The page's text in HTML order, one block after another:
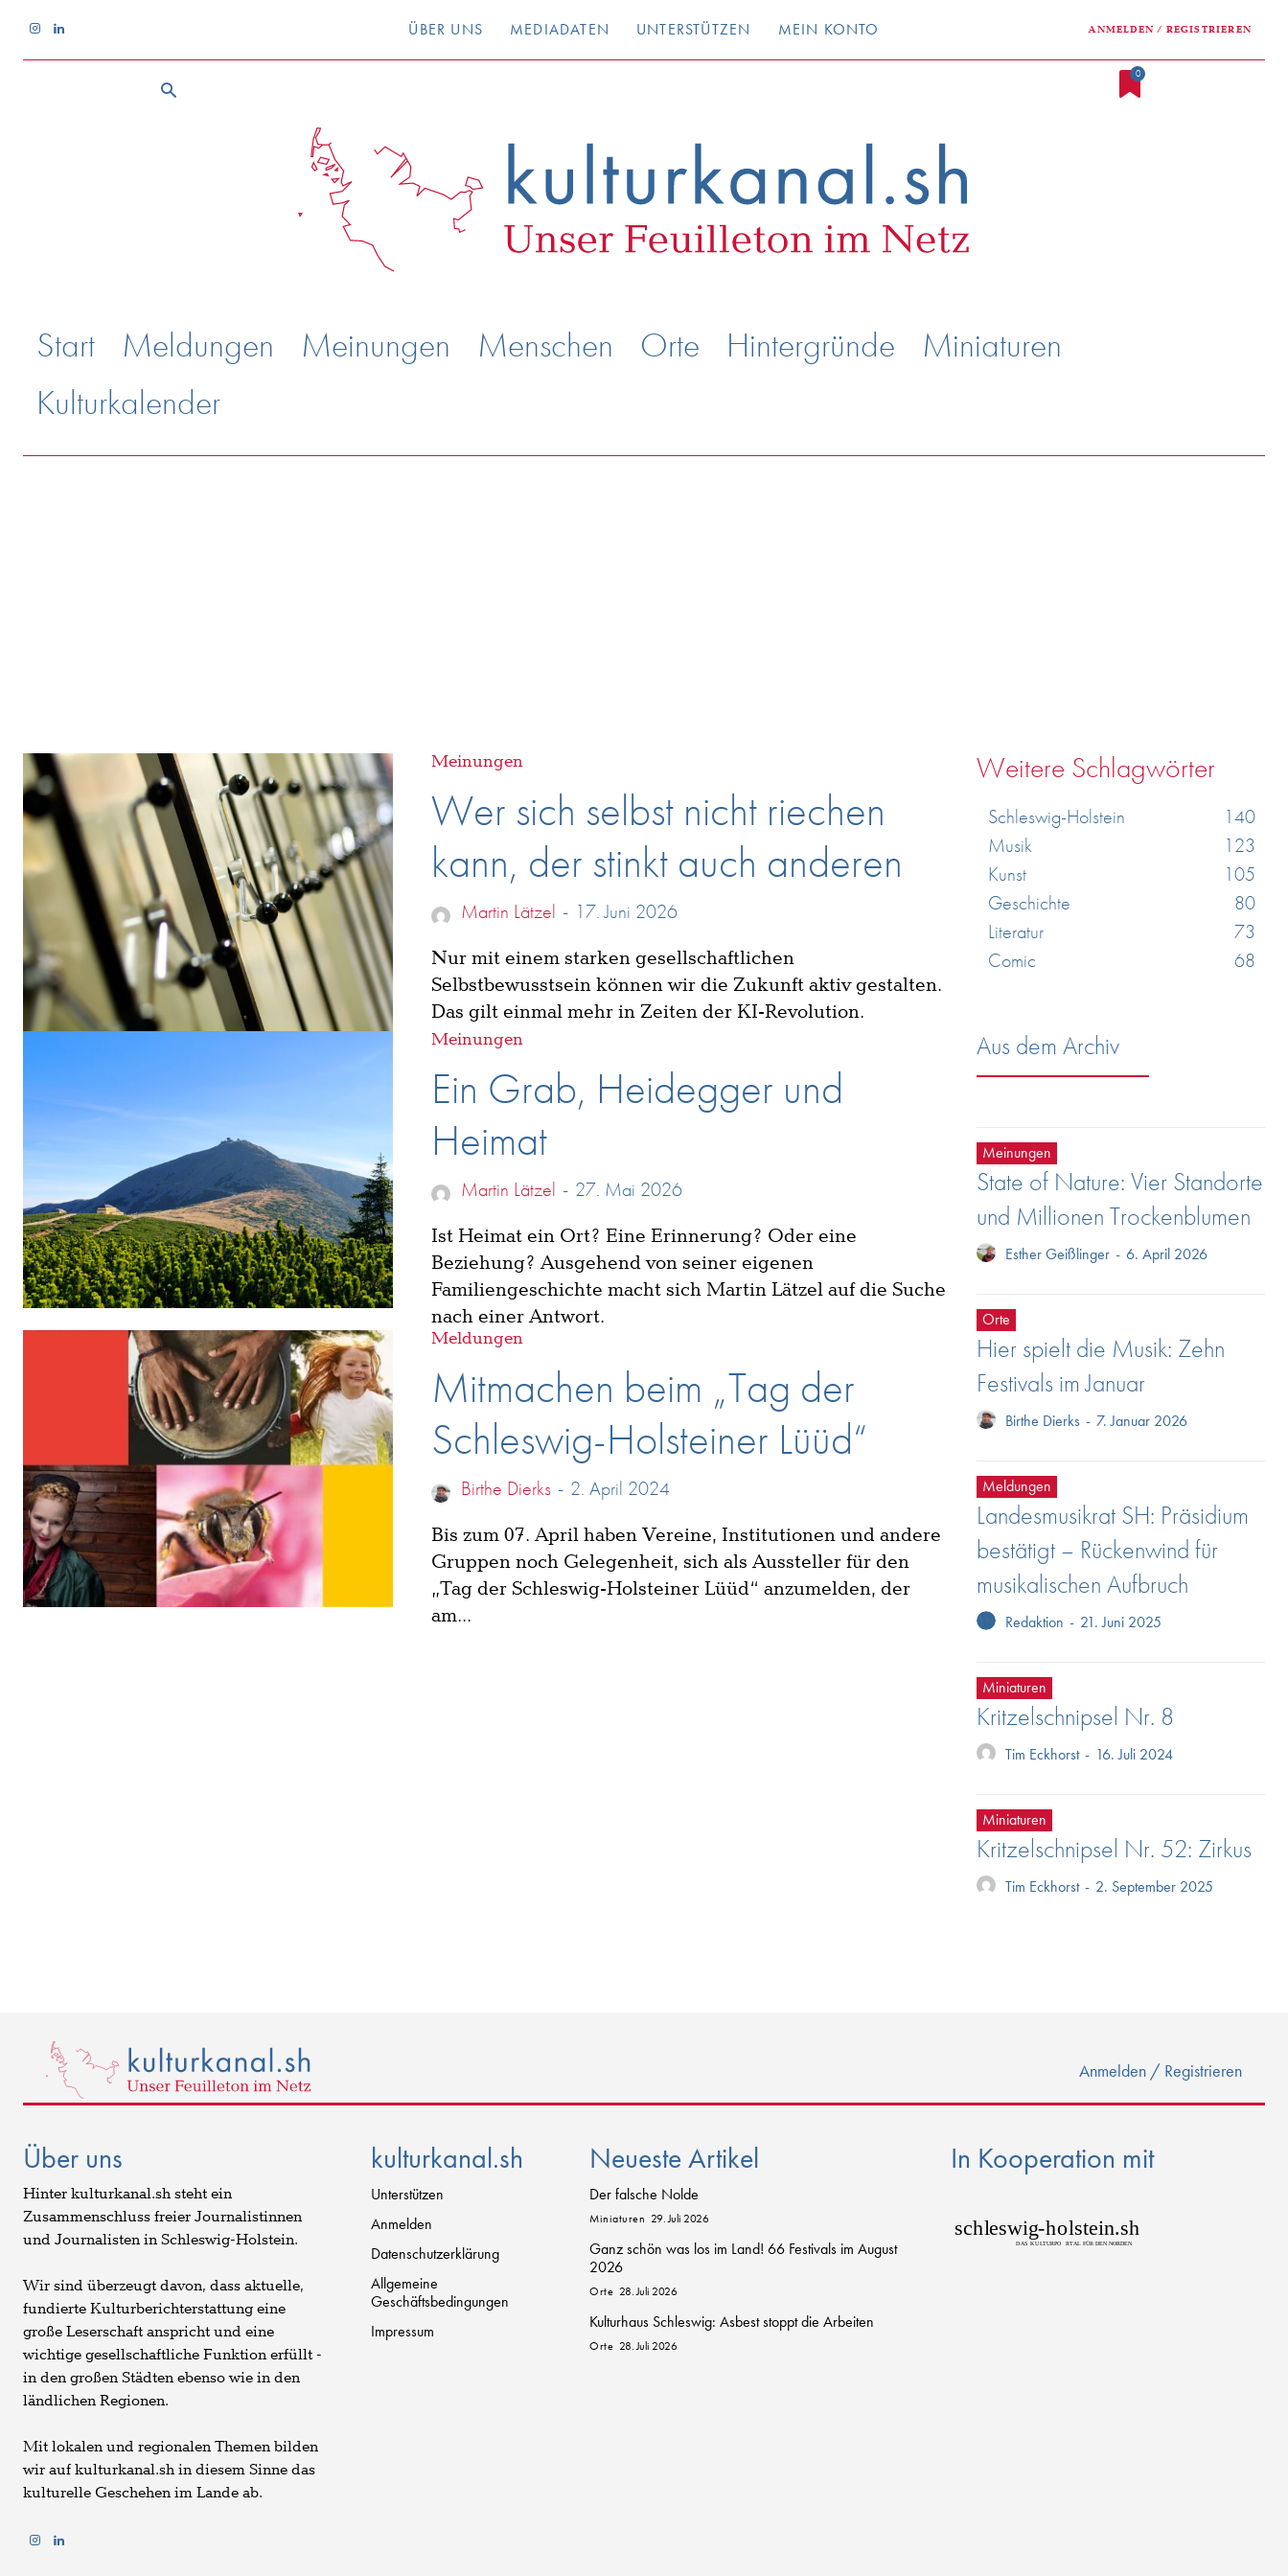
ÜBER UNS MEDIADATEN UNTERSTÜTZEN MEIN KONTO ANMELDEN / REGISTRIEREN
0
Start Meldungen Meinungen Menschen Orte Hintergründe
Miniaturen
Kulturkalender
Meinungen
Wer sich selbst nicht riechen
kann, der stinkt auch anderen
Martin Lätzel - 17. Juni 2026
Nur mit einem starken gesellschaftlichen
Selbstbewusstsein können wir die Zukunft aktiv gestalten.
Das gilt einmal mehr in Zeiten der KI-Revolution.
Meinungen
Ein Grab, Heidegger und
Heimat
Martin Lätzel - 27. Mai 2026
Ist Heimat ein Ort? Eine Erinnerung? Oder eine
Beziehung? Ausgehend von seiner eigenen
Familiengeschichte macht sich Martin Lätzel auf die Suche
nach einer Antwort.
Meldungen
Mitmachen beim „Tag der
Schleswig-Holsteiner Lüüd“
Birthe Dierks - 2. April 2024
Bis zum 07. April haben Vereine, Institutionen und andere
Gruppen noch Gelegenheit, sich als Aussteller für den
„Tag der Schleswig-Holsteiner Lüüd“ anzumelden, der
am...
Weitere Schlagwörter
Schleswig-Holstein
140
Musik
123
Kunst
105
Geschichte
80
Literatur
73
Comic
68
Aus dem Archiv
Meinungen
State of Nature: Vier Standorte
und Millionen Trockenblumen
Esther Geißlinger - 6. April 2026
Orte
Hier spielt die Musik: Zehn
Festivals im Januar
Birthe Dierks - 7. Januar 2026
Meldungen
Landesmusikrat SH: Präsidium
bestätigt – Rückenwind für
musikalischen Aufbruch
Redaktion - 21. Juni 2025
Miniaturen
Kritzelschnipsel Nr. 8
Tim Eckhorst - 16. Juli 2024
Miniaturen
Kritzelschnipsel Nr. 52: Zirkus
Tim Eckhorst - 2. September 2025
Anmelden / Registrieren
Über uns
Hinter kulturkanal.sh steht ein
Zusammenschluss freier Journalistinnen
und Journalisten in Schleswig-Holstein.
Wir sind überzeugt davon, dass aktuelle,
fundierte Kulturberichterstattung eine
große Leserschaft anspricht und eine
wichtige gesellschaftliche Funktion erfüllt -
in den großen Städten ebenso wie in den
ländlichen Regionen.
Mit lokalen und regionalen Themen bilden
wir auf kulturkanal.sh in diesem Sinne das
kulturelle Geschehen im Lande ab.
kulturkanal.sh
Unterstützen
Anmelden
Datenschutzerklärung
Allgemeine
Geschäftsbedingungen
Impressum
Neueste Artikel
Der falsche Nolde
Miniaturen 29. Juli 2026
Ganz schön was los im Land! 66 Festivals im August
2026
Orte 28. Juli 2026
Kulturhaus Schleswig: Asbest stoppt die Arbeiten
Orte 28. Juli 2026
In Kooperation mit
schleswig-holstein.sh
DAS KULTURPO RTAL FÜR DEN NORDEN